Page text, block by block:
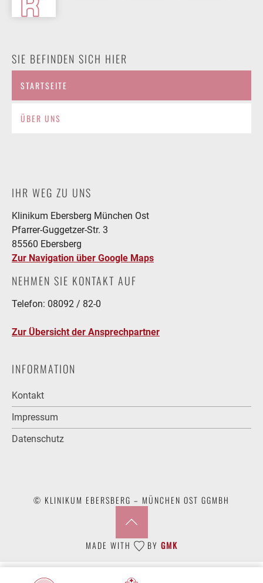
SIE BEFINDEN SICH HIER
STARTSEITE
ÜBER UNS
IHR WEG ZU UNS
Klinikum Ebersberg München Ost
Pfarrer-Guggetzer-Str. 3
85560 Ebersberg
Zur Navigation über Google Maps
NEHMEN SIE KONTAKT AUF
Telefon: 08092 / 82-0
Zur Übersicht der Ansprechpartner
INFORMATION
Kontakt
Impressum
Datenschutz
© KLINIKUM EBERSBERG – MÜNCHEN OST GGMBH
MADE WITH BY GMK